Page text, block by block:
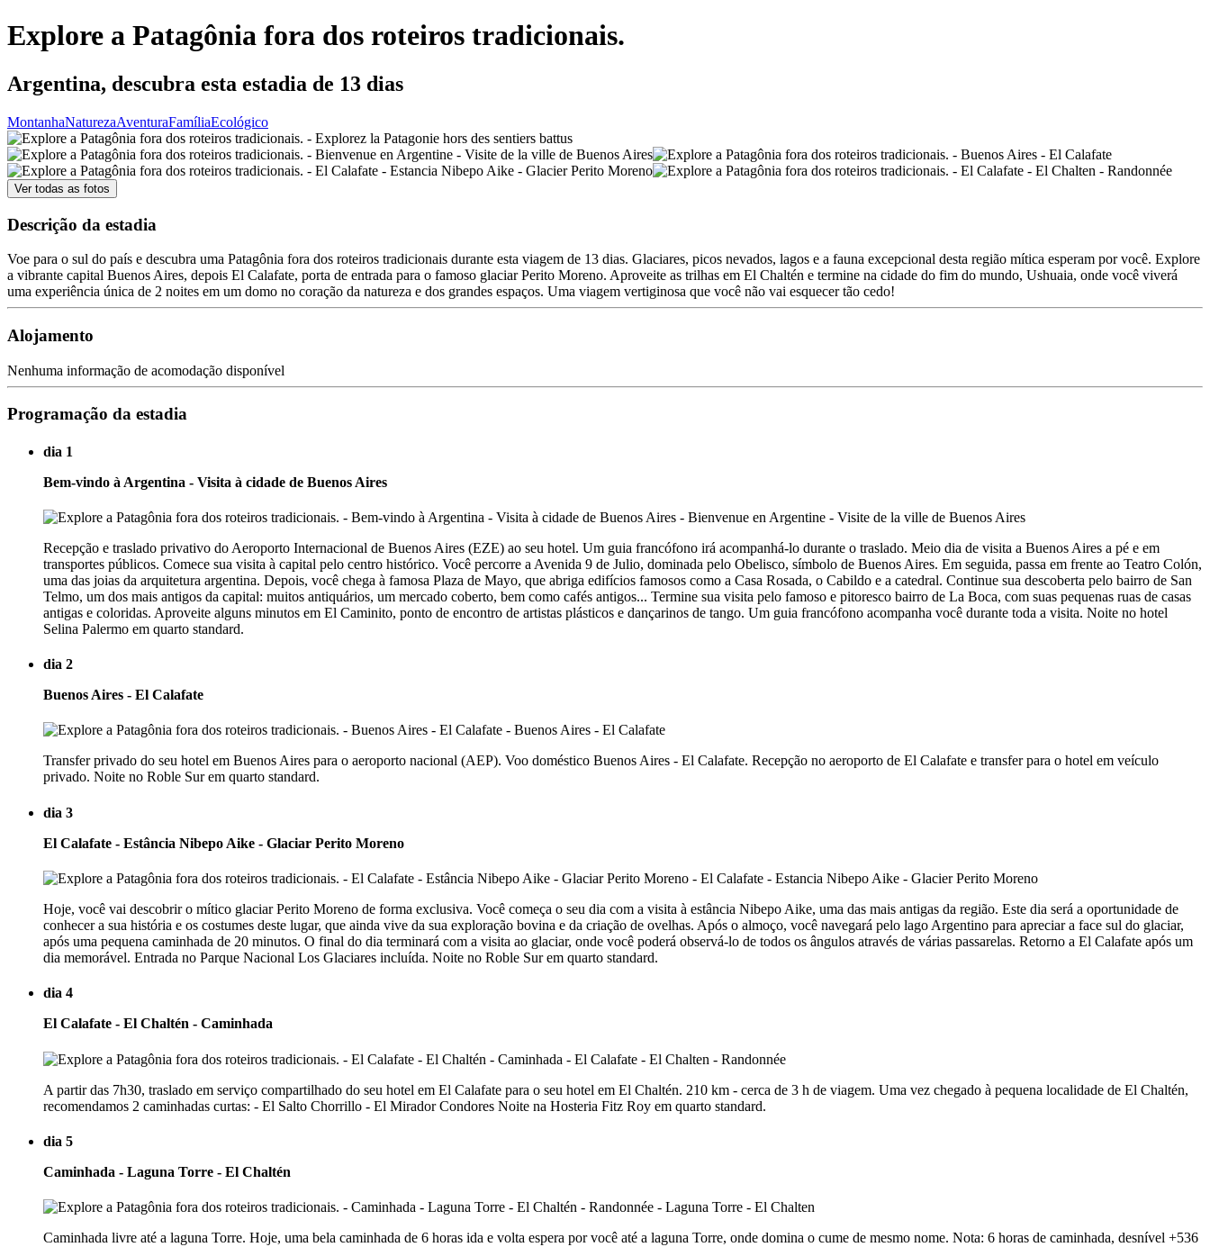
Explore a Patagônia fora dos roteiros tradicionais.
Argentina, descubra esta estadia de 13 dias
MontanhaNaturezaAventuraFamíliaEcológico
Ver todas as fotos
Descrição da estadia
Voe para o sul do país e descubra uma Patagônia fora dos roteiros tradicionais durante esta viagem de 13 dias. Glaciares, picos nevados, lagos e a fauna excepcional desta região mítica esperam por você. Explore
a vibrante capital Buenos Aires, depois El Calafate, porta de entrada para o famoso glaciar Perito Moreno. Aproveite as trilhas em El Chaltén e termine na cidade do fim do mundo, Ushuaia, onde você viverá
uma experiência única de 2 noites em um domo no coração da natureza e dos grandes espaços. Uma viagem vertiginosa que você não vai esquecer tão cedo!
Alojamento
Nenhuma informação de acomodação disponível
Programação da estadia
dia 1
Bem-vindo à Argentina - Visita à cidade de Buenos Aires
Recepção e traslado privativo do Aeroporto Internacional de Buenos Aires (EZE) ao seu hotel. Um guia francófono irá acompanhá-lo durante o traslado. Meio dia de visita a Buenos Aires a pé e em
transportes públicos. Comece sua visita à capital pelo centro histórico. Você percorre a Avenida 9 de Julio, dominada pelo Obelisco, símbolo de Buenos Aires. Em seguida, passa em frente ao Teatro Colón,
uma das joias da arquitetura argentina. Depois, você chega à famosa Plaza de Mayo, que abriga edifícios famosos como a Casa Rosada, o Cabildo e a catedral. Continue sua descoberta pelo bairro de San
Telmo, um dos mais antigos da capital: muitos antiquários, um mercado coberto, bem como cafés antigos... Termine sua visita pelo famoso e pitoresco bairro de La Boca, com suas pequenas ruas de casas
antigas e coloridas. Aproveite alguns minutos em El Caminito, ponto de encontro de artistas plásticos e dançarinos de tango. Um guia francófono acompanha você durante toda a visita. Noite no hotel
Selina Palermo em quarto standard.
dia 2
Buenos Aires - El Calafate
Transfer privado do seu hotel em Buenos Aires para o aeroporto nacional (AEP). Voo doméstico Buenos Aires - El Calafate. Recepção no aeroporto de El Calafate e transfer para o hotel em veículo
privado. Noite no Roble Sur em quarto standard.
dia 3
El Calafate - Estância Nibepo Aike - Glaciar Perito Moreno
Hoje, você vai descobrir o mítico glaciar Perito Moreno de forma exclusiva. Você começa o seu dia com a visita à estância Nibepo Aike, uma das mais antigas da região. Este dia será a oportunidade de
conhecer a sua história e os costumes deste lugar, que ainda vive da sua exploração bovina e da criação de ovelhas. Após o almoço, você navegará pelo lago Argentino para apreciar a face sul do glaciar,
após uma pequena caminhada de 20 minutos. O final do dia terminará com a visita ao glaciar, onde você poderá observá-lo de todos os ângulos através de várias passarelas. Retorno a El Calafate após um
dia memorável. Entrada no Parque Nacional Los Glaciares incluída. Noite no Roble Sur em quarto standard.
dia 4
El Calafate - El Chaltén - Caminhada
A partir das 7h30, traslado em serviço compartilhado do seu hotel em El Calafate para o seu hotel em El Chaltén. 210 km - cerca de 3 h de viagem. Uma vez chegado à pequena localidade de El Chaltén,
recomendamos 2 caminhadas curtas: - El Salto Chorrillo - El Mirador Condores Noite na Hosteria Fitz Roy em quarto standard.
dia 5
Caminhada - Laguna Torre - El Chaltén
Caminhada livre até a laguna Torre. Hoje, uma bela caminhada de 6 horas ida e volta espera por você até a laguna Torre, onde domina o cume de mesmo nome. Nota: 6 horas de caminhada, desnível +536